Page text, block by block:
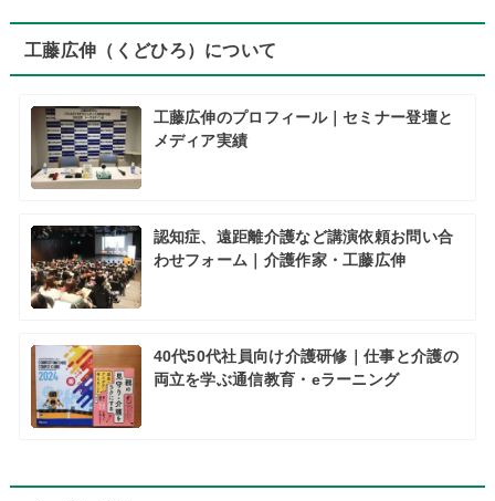
工藤広伸（くどひろ）について
工藤広伸のプロフィール｜セミナー登壇と
メディア実績
認知症、遠距離介護など講演依頼お問い合
わせフォーム｜介護作家・工藤広伸
40代50代社員向け介護研修｜仕事と介護の
両立を学ぶ通信教育・eラーニング